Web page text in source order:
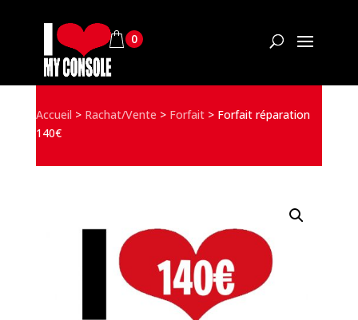
0
Accueil > Rachat/Vente > Forfait> Forfait réparation
140€